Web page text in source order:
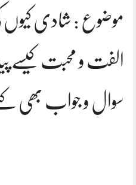
موضوع : شادی کیوں
الفت و محبت کیسے
سوال و جواب بھی